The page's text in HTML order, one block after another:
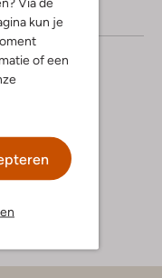
kun je
of een
Polyester